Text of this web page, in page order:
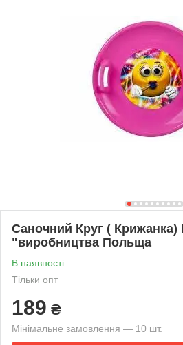
Саночний Круг ( Крижанка)
"виробництва Польща
В наявності
Тільки опт
189 ₴
Мінімальне замовлення — 10 шт.